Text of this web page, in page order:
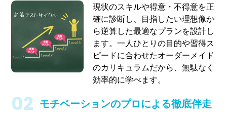
現状のスキルや得意・不得意を正
確に診断し、目指したい理想像か
ら逆算した最適なプランを設計し
ます。一人ひとりの目的や習得ス
ピードに合わせたオーダーメイド
のカリキュラムだから、無駄なく
効率的に学べます。
モチベーションのプロによる徹底伴走